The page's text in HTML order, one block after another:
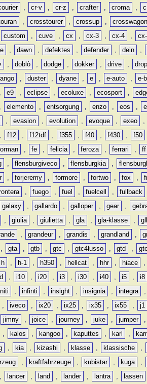
, cr-v , cr-z , crafter , croma ,
, crosstourer , crossup , crosswagon
custom , cuve , cx , cx-3 , cx-4 ,
, dawn , defektes , defender , dein ,
, doblò , dodge , dokker , drive ,
, duster , dyane , e , e-auto , e-
, e9 , eclipse , ecoluxe , ecosport ,
, elemento , entsorgung , enzo , eos ,
, evasion , evolution , evoque , exeo ,
, f12 , f12tdf , f355 , f40 , f430 , f50
, fe , felicia , feroza , ferrari , ff
, flensburgiveco , flensburgkia ,
, forjeremy , formore , fortwo , fox ,
, fuego , fuel , fuelcell , fullback
galaxy , gallardo , galloper , gear ,
, giulia , giulietta , gla , gla-klasse ,
, grandeur , grandis , grandland ,
, gta , gtb , gtc , gtc4lusso , gtd ,
h , h-1 , h350 , hellcat , hhr , hiace ,
, i10 , i20 , i3 , i30 , i40 , i5 , i8
, infinti , insight , insignia , integra ,
, iveco , ix20 , ix25 , ix35 , ix55 , j1
jimny , joice , journey , juke , jumper ,
, kalos , kangoo , kaputtes , karl ,
, kia , kizashi , klasse , klassische ,
, kraftfahrzeuge , kubistar , kuga ,
, lancer , land , lander , lantra , lassen